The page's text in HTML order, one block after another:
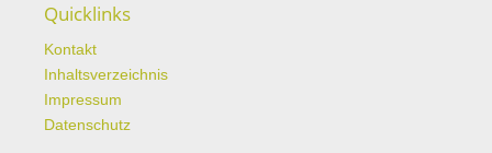
Quicklinks
Kontakt
Inhaltsverzeichnis
Impressum
Datenschutz